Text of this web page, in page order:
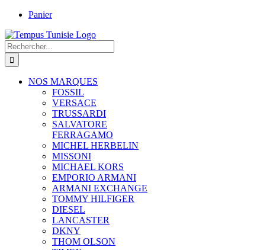
Passer
contenu
Panier
Rechercher:
NOS MARQUES
FOSSIL
VERSACE
TRUSSARDI
SALVATORE
FERRAGAMO
MICHEL HERBELIN
MISSONI
MICHAEL KORS
EMPORIO ARMANI
ARMANI EXCHANGE
TOMMY HILFIGER
DIESEL
LANCASTER
DKNY
THOM OLSON